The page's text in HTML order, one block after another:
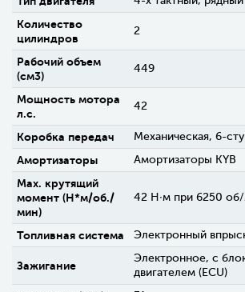
Количество
цилиндров
2
Рабочий объем
(см3)
449
Мощность мотора
л.с.
42
Коробка передач Механическая, 6-
Амортизаторы Амортизаторы KYB
Max. крутящий
момент (H*м/об./
мин)
42 Н∙м при 6250
Топливная система Электронный
Зажигание
Электронное, с
двигателем (ECU)